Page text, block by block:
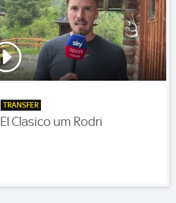
TRANSFER
El Clasico um Rodri